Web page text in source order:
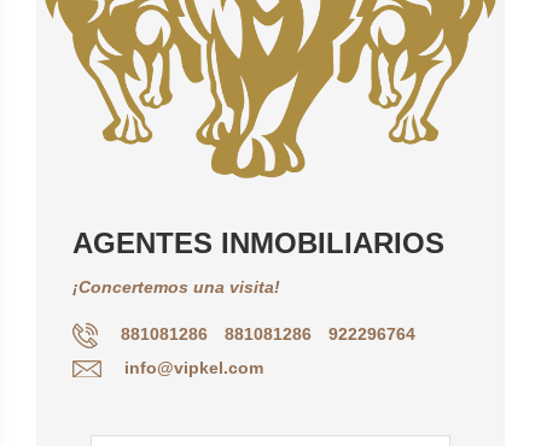
AGENTES INMOBILIARIOS
¡Concertemos una visita!
881081286 881081286
922296764
info@vipkel.com